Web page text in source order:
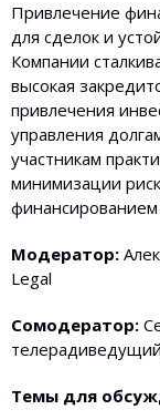
Привлечение
для сделок и
Компании
высокая
привлечения
управления
участникам
минимизации
финансированием
Модератор:
Legal
Сомодератор:
Темы для